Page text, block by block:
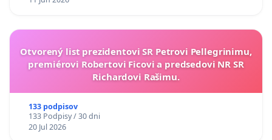
Otvorený list prezidentovi SR Petrovi Pellegrinimu,
premiérovi Robertovi Ficovi a predsedovi NR SR
Richardovi Rašimu.
133 podpisov
133 Podpisy / 30 dni
20 Jul 2026